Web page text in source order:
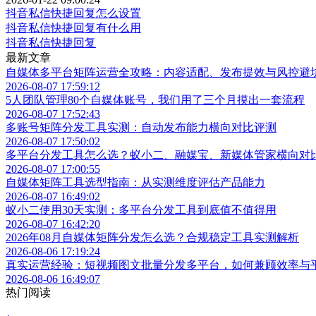
抖音私信快捷回复怎么设置
抖音私信快捷回复有什么用
抖音私信快捷回复
最新文章
自媒体多平台矩阵运营全攻略：内容适配、发布提效与风控避
2026-08-07 17:59:12
5人团队管理80个自媒体账号，我们用了三个月摸出一套流程
2026-08-07 17:52:43
多账号矩阵分发工具实测：自动发布能力横向对比评测
2026-08-07 17:50:02
多平台分发工具怎么选？蚁小二、融媒宝、新媒体管家横向对
2026-08-07 17:00:55
自媒体矩阵工具选型指南：从实测维度评估产品能力
2026-08-07 16:49:02
蚁小二使用30天实测：多平台分发工具到底值不值得用
2026-08-07 16:42:20
2026年08月自媒体矩阵分发怎么选？合规稳定工具实测解析
2026-08-06 17:19:24
真实运营经验：短视频图文批量分发多平台，如何兼顾效率与
2026-08-06 16:49:07
热门阅读